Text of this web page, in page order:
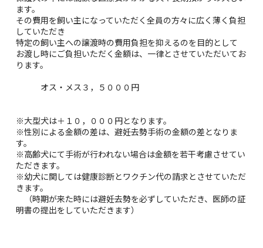
ます。
その費用を飼い主になっていただく全員の方々に広く薄く負担
していただき
特定の飼い主への譲渡時の費用負担を抑えるのを目的として
お渡し時にご負担いただく金額は、一律とさせていただいてお
ります。
オス・メス３，５０００円
※大型犬は＋１０，０００円となります。
※性別による金額の差は、避妊去勢手術の金額の差となりま
す。
※高齢犬にて手術が行われない場合は金額を若干考慮させてい
ただきます。
※幼犬に関しては健康診断とワクチン代の請求とさせていただ
きます。
（時期が来た時には避妊去勢を必ずしていただき、医師の証
明書の提出をしていただきます）